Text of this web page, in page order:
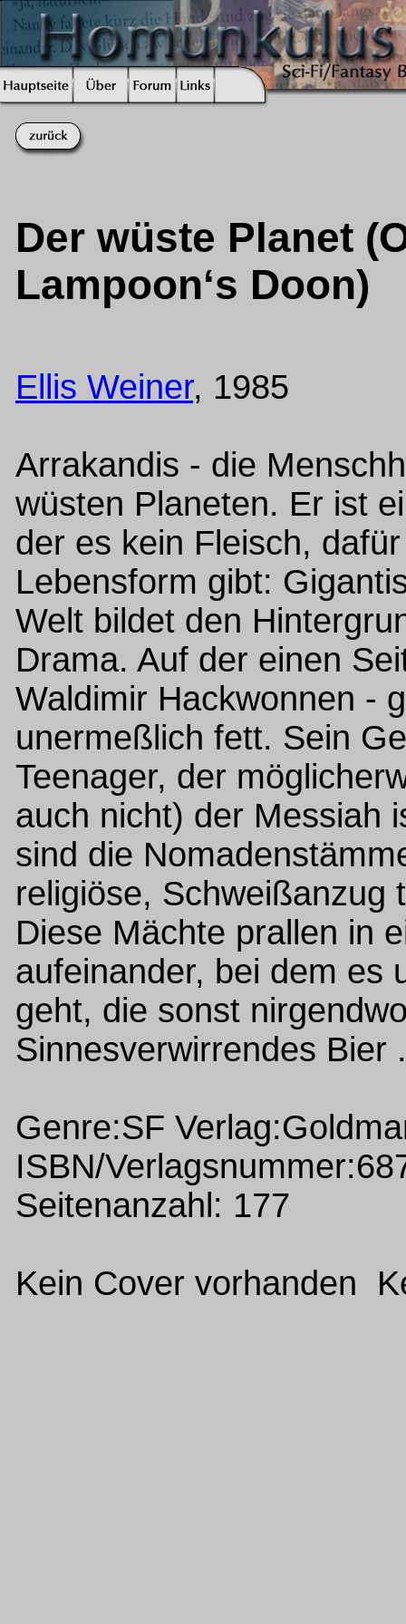
Der wüste Planet
Lampoon‘s Doon)
Ellis Weiner, 1985
Arrakandis - die
wüsten Planeten. Er ist
der es kein Fleisch,
Lebensform gibt:
Welt bildet den
Drama. Auf der einen
Waldimir Hackwonnen -
unermeßlich fett. Sein
Teenager, der
auch nicht) der Messiah
sind die
religiöse, Schweißanzug
Diese Mächte prallen in
aufeinander, bei dem es
geht, die sonst
Sinnesverwirrendes Bier
Genre:SF
ISBN/
Seitenanzahl: 177
Kein Cover vorhanden